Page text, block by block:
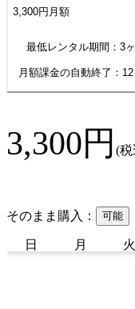
3,300円 月額
最低レンタル期間：3
月額課金の自動終了： 12
3,300円 (税
そのまま購入： 可能
日 月 火